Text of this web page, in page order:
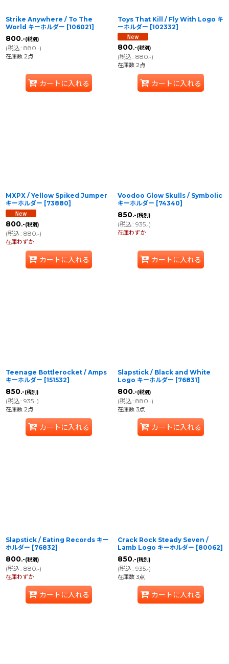
Strike Anywhere / To The
World キーホルダー [106021]
800.-(税別)
(税込: 880.-)
在庫数 2点
カートに入れる
Toys That Kill / Fly With Logo キ
ーホルダー [102332]
800.-(税別)
(税込: 880.-)
在庫数 2点
カートに入れる
MXPX / Yellow Spiked Jumper
キーホルダー [73880]
800.-(税別)
(税込: 880 .-)
在庫わずか
カートに入れる
Voodoo Glow Skulls / Symbolic
キーホルダー [74340]
850.-(税別)
(税込: 935.-)
在庫わずか
カートに入れる
Teenage Bottlerocket / Amps
キーホルダー [151532]
850.-(税別)
(税込: 935.-)
在庫数 2点
カートに入れる
Slapstick / Black and White
Logo キーホルダー [76831]
800.-(税別)
(税込: 880 .-)
在庫数 3点
カートに入れる
Slapstick / Eating Records キー
ホルダー [76832]
800.-(税別)
(税込: 880 .-)
在庫わずか
カートに入れる
Crack Rock Steady Seven /
Lamb Logo キーホルダー [80062]
850.-(税別)
(税込: 935.-)
在庫数 3点
カートに入れる